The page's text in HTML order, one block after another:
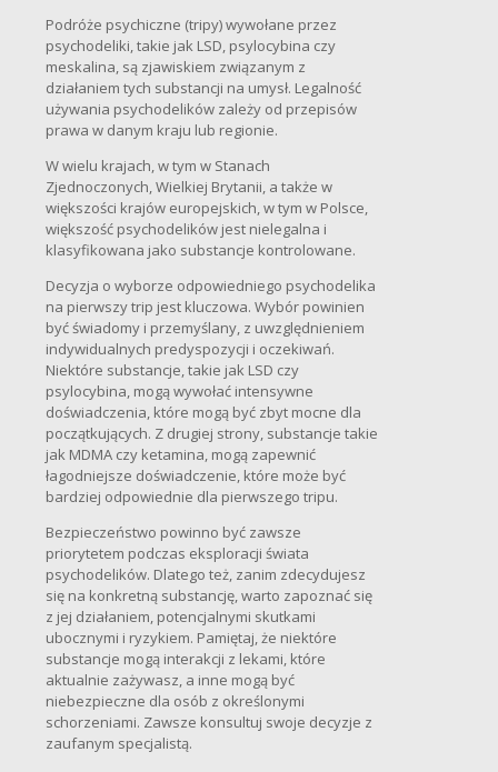
Podróże psychiczne (tripy) wywołane przez
psychodeliki, takie jak LSD, psylocybina czy
meskalina, są zjawiskiem związanym z
działaniem tych substancji na umysł. Legalność
używania psychodelików zależy od przepisów
prawa w danym kraju lub regionie.
W wielu krajach, w tym w Stanach
Zjednoczonych, Wielkiej Brytanii, a także w
większości krajów europejskich, w tym w Polsce,
większość psychodelików jest nielegalna i
klasyfikowana jako substancje kontrolowane.
Decyzja o wyborze odpowiedniego psychodelika
na pierwszy trip jest kluczowa. Wybór powinien
być świadomy i przemyślany, z uwzględnieniem
indywidualnych predyspozycji i oczekiwań.
Niektóre substancje, takie jak LSD czy
psylocybina, mogą wywołać intensywne
doświadczenia, które mogą być zbyt mocne dla
początkujących. Z drugiej strony, substancje takie
jak MDMA czy ketamina, mogą zapewnić
łagodniejsze doświadczenie, które może być
bardziej odpowiednie dla pierwszego tripu.
Bezpieczeństwo powinno być zawsze
priorytetem podczas eksploracji świata
psychodelików. Dlatego też, zanim zdecydujesz
się na konkretną substancję, warto zapoznać się
z jej działaniem, potencjalnymi skutkami
ubocznymi i ryzykiem. Pamiętaj, że niektóre
substancje mogą interakcji z lekami, które
aktualnie zażywasz, a inne mogą być
niebezpieczne dla osób z określonymi
schorzeniami. Zawsze konsultuj swoje decyzje z
zaufanym specjalistą.